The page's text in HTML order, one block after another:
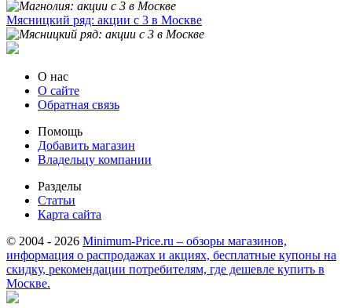
Мясницкий ряд: акции с 3 в Москве
О нас
О сайте
Обратная связь
Помощь
Добавить магазин
Владельцу компании
Разделы
Статьи
Карта сайта
© 2004 - 2026 Minimum-Price.ru – обзоры магазинов,
информация о распродажах и акциях, бесплатные купоны на
скидку, рекомендации потребителям, где дешевле купить в
Москве.